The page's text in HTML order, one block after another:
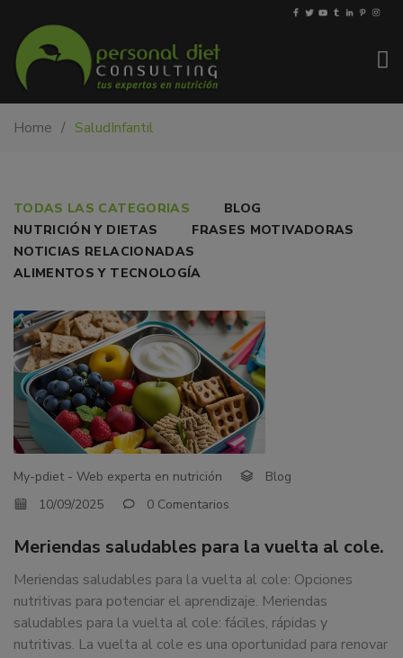
PDiet.com
y
Barcelona.
Mejoramos
la
nutrición
las
personas
y
también
nos
dedicamos
a
docencia
y
sobre
nutrición
alimentaria
tanto
Home SaludInfantil
MERIENDAS
SALUDABLES
PARA
LA
VUELTA
AL
COLE.
TODAS LAS CATEGORIAS
BLOG
NUTRICIÓN Y DIETAS
FRASES MOTIVADORAS
NOTICIAS RELACIONADAS
ALIMENTOS Y TECNOLOGÍA
My-pdiet - Web experta en nutrición
Blog
10/09/2025
0 Comentarios
Meriendas saludables para la vuelta al cole.
Meriendas saludables para la vuelta al cole: Opciones
nutritivas para potenciar el aprendizaje. Meriendas
saludables para la vuelta al cole: fáciles, rápidas y
nutritivas. La vuelta al cole es una oportunidad para renovar